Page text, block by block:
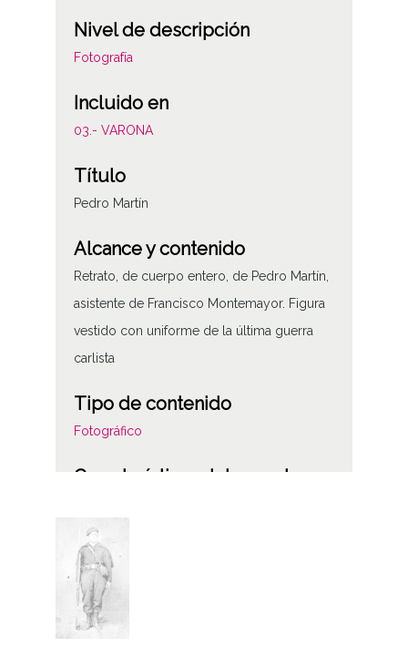
Nivel de descripción
Fotografía
Incluido en
03.- VARONA
Título
Pedro Martín
Alcance y contenido
Retrato, de cuerpo entero, de Pedro Martín,
asistente de Francisco Montemayor. Figura
vestido con uniforme de la última guerra
carlista
Tipo de contenido
Fotográfico
Características del soporte
Gelatina D.O.P.
Características físicas: Papel b/n, 14x8,5
Fecha
1870-00-00